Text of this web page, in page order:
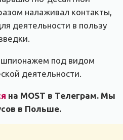
налаживал контакты,
деятельности в пользу
шпионажем под видом
деятельности.
на MOST в Телеграм. Мы
в Польше.